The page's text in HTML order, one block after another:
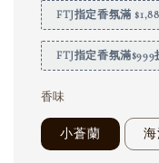
FTJ指定香氛滿
FTJ指定香氛滿$999
香味
小蒼蘭